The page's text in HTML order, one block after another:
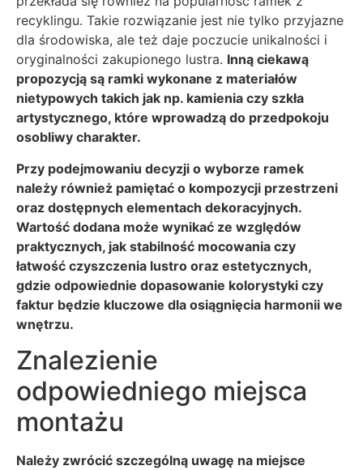
recyklingu. Takie rozwiązanie jest nie tylko przyjazne
dla środowiska, ale też daje poczucie unikalności i
oryginalności zakupionego lustra. Inną ciekawą
propozycją są ramki wykonane z materiałów
nietypowych takich jak np. kamienia czy szkła
artystycznego, które wprowadzą do przedpokoju
osobliwy charakter.
Przy podejmowaniu decyzji o wyborze ramek
należy również pamiętać o kompozycji przestrzeni
oraz dostępnych elementach dekoracyjnych.
Wartość dodana może wynikać ze względów
praktycznych, jak stabilność mocowania czy
łatwość czyszczenia lustro oraz estetycznych,
gdzie odpowiednie dopasowanie kolorystyki czy
faktur będzie kluczowe dla osiągnięcia harmonii we
wnętrzu.
Znalezienie
odpowiedniego miejsca
montażu
Należy zwrócić szczególną uwagę na miejsce